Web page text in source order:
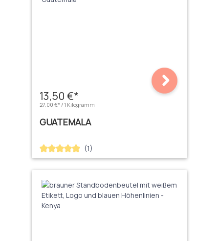
13,50 €*
27,00 €* / 1 Kilogramm
GUATEMALA
Durchschnittliche Bewertung von 5 von 5 Sternen
(1)